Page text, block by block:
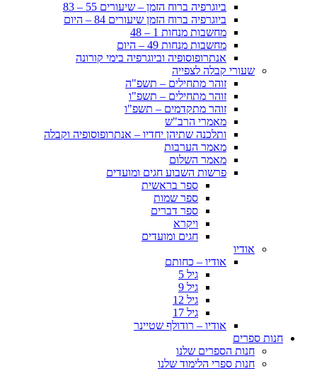
ביוגרפיה ברוח הזמן – שיעורים 55 – 83
ביוגרפיה ברוח הזמן שיעורים 84 – היום
מחשבות מנחות 1 – 48
מחשבות מנחות 49 – היום
אנתרופוסופיה וביוגרפיה בימי קורונה
שעורי קבלה לצפייה
זוהר מתחילים – תשפ"ה
זוהר מתחילים – תשפ"ו
זוהר מתקדמים – תשפ"ו
מאמרי הרב"ש
ותלכנה שתיהן יחדיו – אנתרופוסופיה וקבלה
מאמר הערבות
מאמר השלום
פרשות השבוע חגים ומועדים
ספר בראשית
ספר שמות
ספר דברים
ויקרא
חגים ומועדים
אודיו
אודיו – כחותם
גיל 5
גיל 9
גיל 12
גיל 17
אודיו – רודולף שטיינר
חנות ספרים
חנות הספרים שלנו
חנות ספרי הלימוד שלנו